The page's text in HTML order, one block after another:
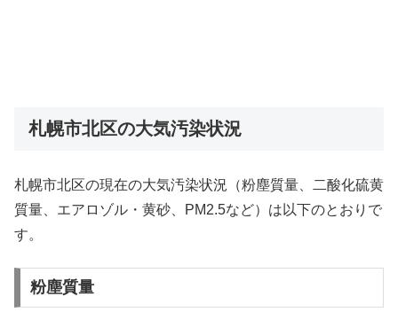
札幌市北区の大気汚染状況
札幌市北区の現在の大気汚染状況（粉塵質量、二酸化硫黄
質量、エアロゾル・黄砂、PM2.5など）は以下のとおりで
す。
粉塵質量